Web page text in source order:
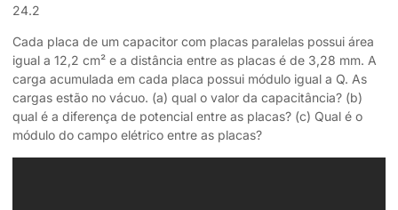
24.2
Cada placa de um capacitor com placas paralelas possui área
igual a 12,2 cm² e a distância entre as placas é de 3,28 mm. A
carga acumulada em cada placa possui módulo igual a Q. As
cargas estão no vácuo. (a) qual o valor da capacitância? (b)
qual é a diferença de potencial entre as placas? (c) Qual é o
módulo do campo elétrico entre as placas?